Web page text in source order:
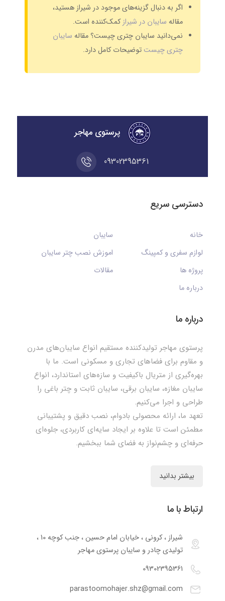
اگر به دنبال گزینه‌های موجود در شیراز هستید،
مقاله سایبان در شیراز کمک‌کننده است.
نمی‌دانید سایبان چتری چیست؟ مقاله سایبان
چتری چیستتوضیحات کامل دارد.
پرستوی مهاجر
09302395361
دسترسی سریع
خانه
سایبان
لوازم سفری و کمپینگ
اموزش نصب چتر سایبان
پروژه ها
مقالات
درباره ما
درباره ما
پرستوی مهاجر تولیدکننده مستقیم انواع سایبان‌های مدرن
و مقاوم برای فضاهای تجاری و مسکونی است. ما با
بهره‌گیری از متریال باکیفیت و سازه‌های استاندارد، انواع
سایبان مغازه، سایبان برقی، سایبان ثابت و چتر باغی را
طراحی و اجرا می‌کنیم.
تعهد ما، ارائه محصولی بادوام، نصب دقیق و پشتیبانی
مطمئن است تا علاوه بر ایجاد سایه‌ای کاربردی، جلوه‌ای
حرفه‌ای و چشم‌نواز به فضای شما ببخشیم.
بیشتر بدانید
ارتباط با ما
شیراز ، کرونی ، خیابان امام حسین ، جنب کوچه 10 ،
تولیدی چادر و سایبان پرستوی مهاجر
09302395361
parastoomohajer.shz@gmail.com